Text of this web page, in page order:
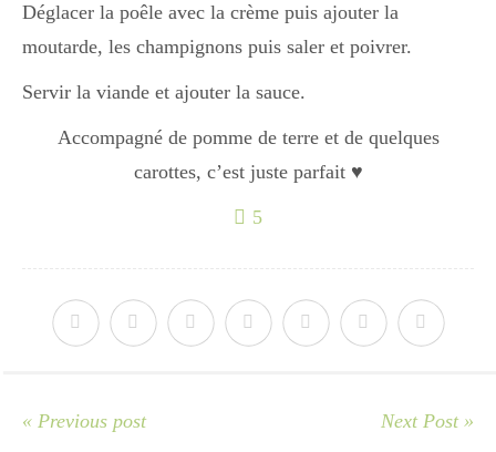
Recettes Végétariennes
Resto
Divers
Semaines Spéciales
Déglacer la poêle avec la crème puis ajouter la
moutarde, les champignons puis saler et poivrer.
Servir la viande et ajouter la sauce.
Accompagné de pomme de terre et de quelques
carottes, c’est juste parfait ♥
5
« Previous post Next Post »